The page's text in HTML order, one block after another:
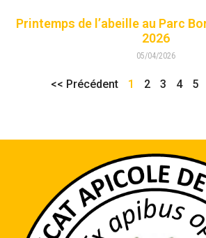
Printemps de l’abeille au Parc
2026
05/04/2026
<< Précédent 1 2 3 4 5